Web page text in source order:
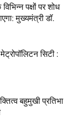
पक्षों पर शोध
मुख्यमंत्री डॉ.
सिटी :
बहुमुखी प्रतिभा